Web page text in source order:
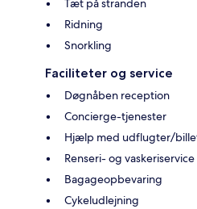
Tæt på stranden
Ridning
Snorkling
Faciliteter og service
Døgnåben reception
Concierge-tjenester
Hjælp med udflugter/
Renseri- og vaskeriservice
Bagageopbevaring
Cykeludlejning